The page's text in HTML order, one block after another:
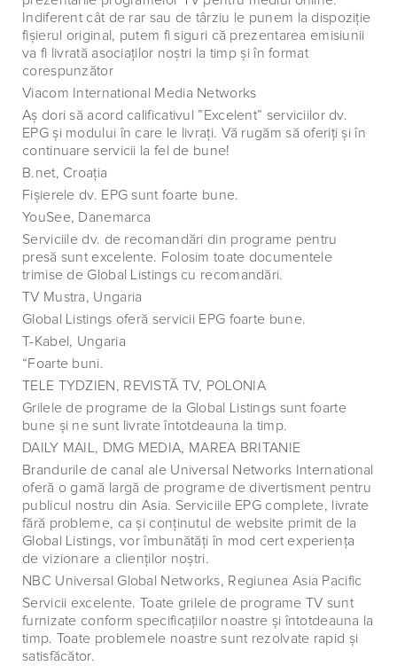
Indiferent cât de rar sau de târziu le punem la dispoziţie
fişierul original, putem fi siguri că prezentarea emisiunii
va fi livrată asociaţilor noştri la timp şi în format
corespunzător
Viacom International Media Networks
Aş dori să acord calificativul ”Excelent” serviciilor dv.
EPG şi modului în care le livraţi. Vă rugăm să oferiţi şi în
continuare servicii la fel de bune!
B.net, Croaţia
Fişierele dv. EPG sunt foarte bune.
YouSee, Danemarca
Serviciile dv. de recomandări din programe pentru
presă sunt excelente. Folosim toate documentele
trimise de Global Listings cu recomandări.
TV Mustra, Ungaria
Global Listings oferă servicii EPG foarte bune.
T-Kabel, Ungaria
“Foarte buni.
TELE TYDZIEN, REVISTĂ TV, POLONIA
Grilele de programe de la Global Listings sunt foarte
bune şi ne sunt livrate întotdeauna la timp.
DAILY MAIL, DMG MEDIA, MAREA BRITANIE
Brandurile de canal ale Universal Networks International
oferă o gamă largă de programe de divertisment pentru
publicul nostru din Asia. Serviciile EPG complete, livrate
fără probleme, ca şi conţinutul de website primit de la
Global Listings, vor îmbunătăţi în mod cert experienţa
de vizionare a clienţilor noştri.
NBC Universal Global Networks, Regiunea Asia Pacific
Servicii excelente. Toate grilele de programe TV sunt
furnizate conform specificaţiilor noastre şi întotdeauna la
timp. Toate problemele noastre sunt rezolvate rapid şi
satisfăcător.